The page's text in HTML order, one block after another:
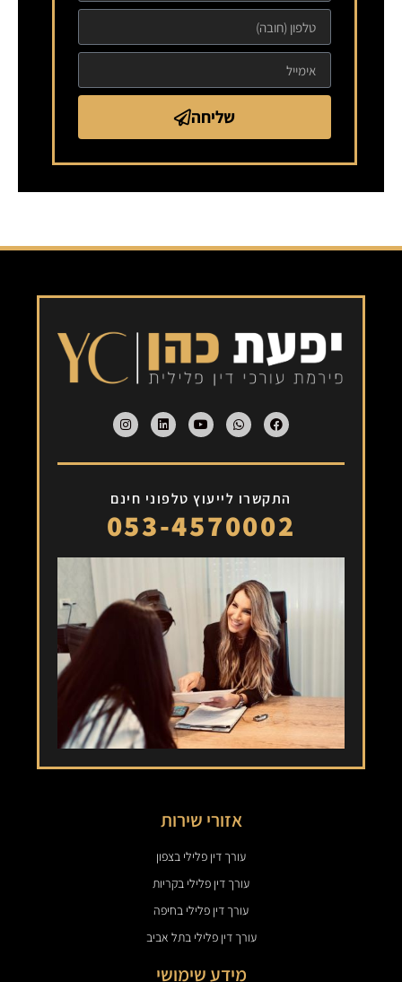
שליחה
התקשרו לייעוץ טלפוני חינם
053-4570002
אזורי שירות
עורך דין פלילי בצפון
עורך דין פלילי בקריות
עורך דין פלילי בחיפה
עורך דין פלילי בתל אביב
מידע שימושי